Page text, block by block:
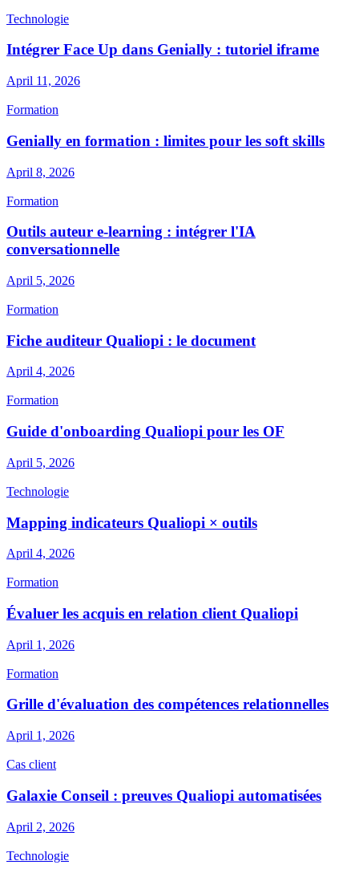
Technologie
Intégrer Face Up dans Genially : tutoriel iframe
April 11, 2026
Formation
Genially en formation : limites pour les soft skills
April 8, 2026
Formation
Outils auteur e-learning : intégrer l'IA
conversationnelle
April 5, 2026
Formation
Fiche auditeur Qualiopi : le document
April 4, 2026
Formation
Guide d'onboarding Qualiopi pour les OF
April 5, 2026
Technologie
Mapping indicateurs Qualiopi × outils
April 4, 2026
Formation
Évaluer les acquis en relation client Qualiopi
April 1, 2026
Formation
Grille d'évaluation des compétences relationnelles
April 1, 2026
Cas client
Galaxie Conseil : preuves Qualiopi automatisées
April 2, 2026
Technologie